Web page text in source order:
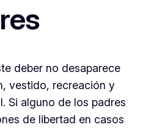
deber no desaparece
vestido, recreación y
Si alguno de los padres
de libertad en casos